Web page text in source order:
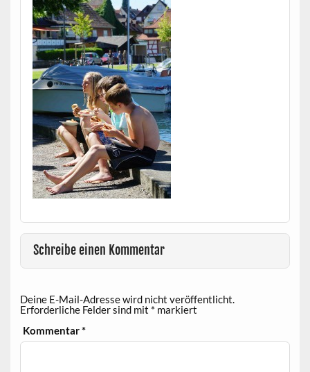
Schreibe einen Kommentar
Deine E-Mail-Adresse wird nicht veröffentlicht.
Erforderliche Felder sind mit * markiert
Kommentar*